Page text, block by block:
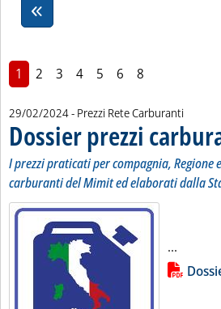
1 2 3 4 5 6 8
29/02/2024- Prezzi Rete Carburanti
Dossier prezzi
I prezzi praticati per compagnia,
carburanti del Mimit ed elaborati dalla
...
Lista allegati PDF alla